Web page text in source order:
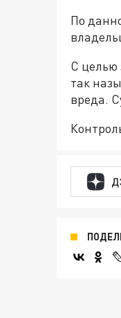
По
С целью
так
вреда.